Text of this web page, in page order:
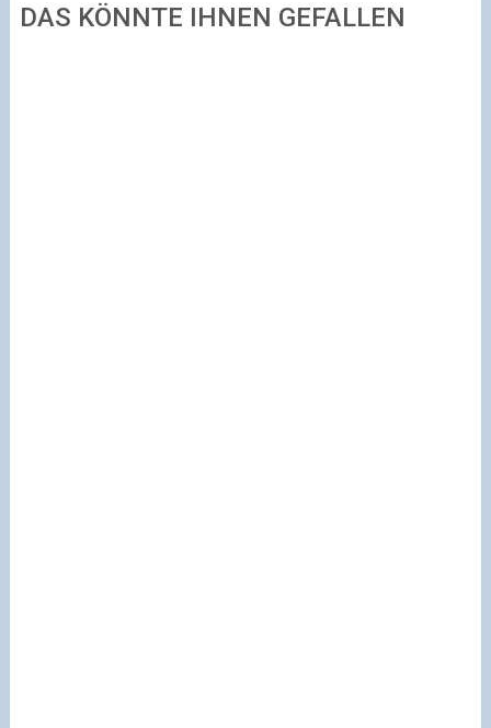
DAS KÖNNTE IHNEN GEFALLEN